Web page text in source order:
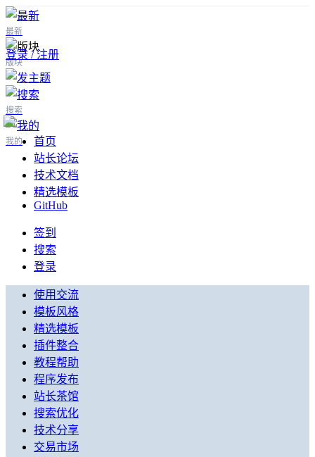
最新
版块
搜索
我的
登录 / 注册
首页
站长论坛
技术文档
精选模板
GitHub
签到
搜索
登录
使用交流
模板风格
精选模板
插件整合
教程帮助
程序发布
站长茶馆
搜索优化
技术分享
交易市场